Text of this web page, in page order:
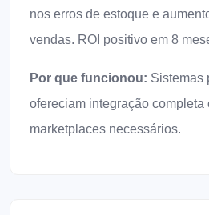
nos erros de estoque e
vendas. ROI positivo em 8
Por que funcionou: Sistemas
ofereciam integração completa
marketplaces necessários.